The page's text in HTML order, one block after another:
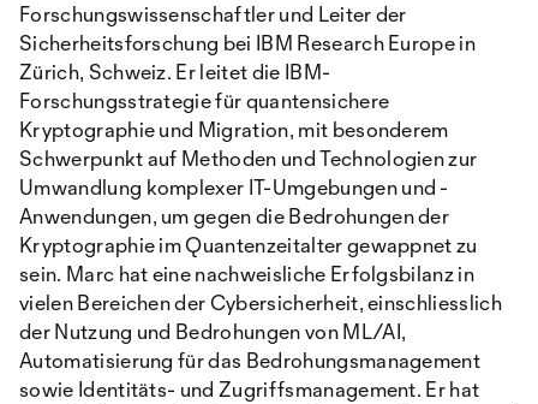
Forschungswissenschaftler und Leiter der
Sicherheitsforschung bei IBM Research Europe in
Zürich, Schweiz. Er leitet die IBM-
Forschungsstrategie für quantensichere
Kryptographie und Migration, mit besonderem
Schwerpunkt auf Methoden und Technologien zur
Umwandlung komplexer IT-Umgebungen und -
Anwendungen, um gegen die Bedrohungen der
Kryptographie im Quantenzeitalter gewappnet zu
sein. Marc hat eine nachweisliche Erfolgsbilanz in
vielen Bereichen der Cybersicherheit, einschliesslich
der Nutzung und Bedrohungen von ML/AI,
Automatisierung für das Bedrohungsmanagement
sowie Identitäts- und Zugriffsmanagement. Er hat